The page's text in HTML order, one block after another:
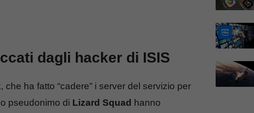
dagli hacker di ISIS
, che ha fatto “cadere” i server del servizio per
pseudonimo di Lizard Squad hanno